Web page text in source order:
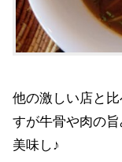
他の激しい店と
すが牛骨や肉の旨
美味し♪